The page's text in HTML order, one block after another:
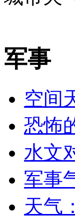
军事
空间
恐怖
水文
军事
天气